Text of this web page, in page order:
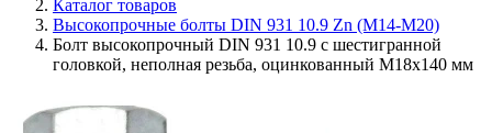
Каталог товаров
Высокопрочные болты DIN 931 10.9 Zn (M14-M20)
Болт высокопрочный DIN 931 10.9 с шестигранной
головкой, неполная резьба, оцинкованный M18x140 мм